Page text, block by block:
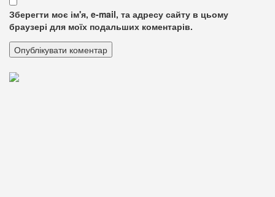
Зберегти моє ім'я, e-mail, та адресу сайту в цьому
браузері для моїх подальших коментарів.